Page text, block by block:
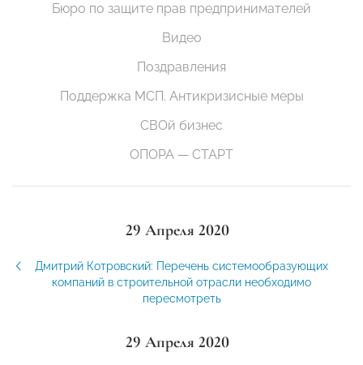
Бюро по защите прав предпринимателей
Видео
Поздравления
Поддержка МСП. Антикризисные меры
СВОй бизнес
ОПОРА — СТАРТ
29 Апреля 2020
Дмитрий Котровский: Перечень системообразующих
компаний в строительной отрасли необходимо
пересмотреть
29 Апреля 2020